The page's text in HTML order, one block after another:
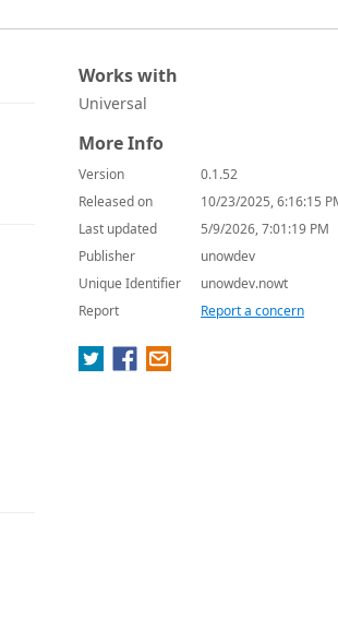
Works with
Universal
More Info
Version
0.1.52
Released on
10/23/2025, 6:16:15
Last updated
5/9/2026, 7:01:19 PM
Publisher
unowdev
Unique Identifier
unowdev.nowt
Report
Report a concern